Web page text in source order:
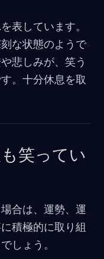
表しています。
な状態のようで
悲しみが、笑う
。十分休息を取
笑ってい
合は、運勢、運
積極的に取り組
しょう。